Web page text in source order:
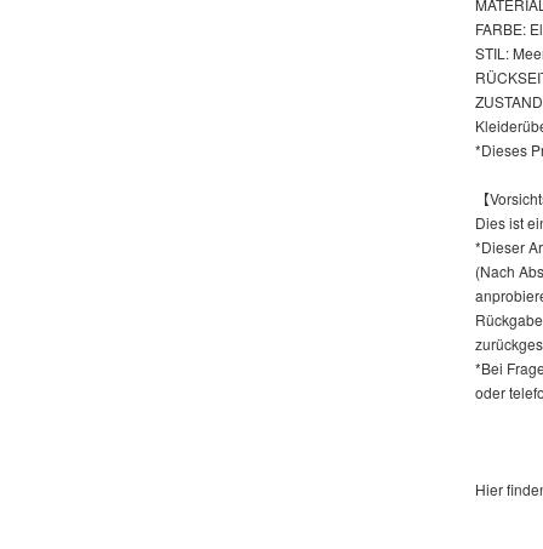
FARBE:
STIL:
*Dieses
【
Dies ist
*Dieser
(Nach
*Bei
oder
Hier